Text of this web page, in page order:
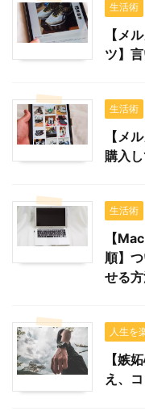
生活術
【メ
ツ】
生活術
【メ
購入
生活術
【
順】
せる
人生を
【嫉
え、